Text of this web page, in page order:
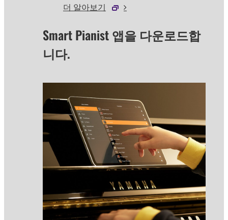
더 알아보기
Smart Pianist 앱을 다운로드합
니다.